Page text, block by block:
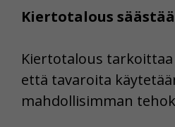
Kiertotalous
Kiertotalous
että tavaroita
mahdollisimman